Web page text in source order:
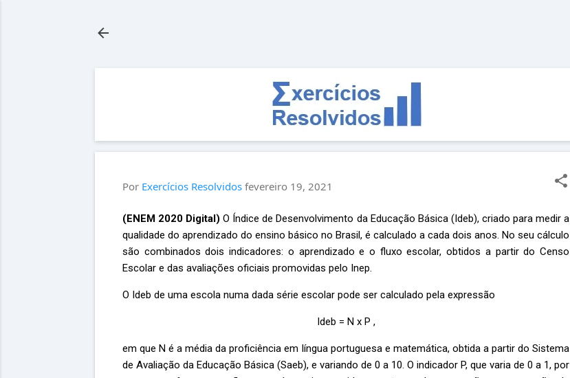
Por Exercícios Resolvidos fevereiro 19, 2021
(ENEM 2020 Digital) O Índice de Desenvolvimento da Educação Básica (Ideb), criado para medir a
qualidade do aprendizado do ensino básico no Brasil, é calculado a cada dois anos. No seu cálculo
são combinados dois indicadores: o aprendizado e o fluxo escolar, obtidos a partir do Censo
Escolar e das avaliações oficiais promovidas pelo Inep.
O Ideb de uma escola numa dada série escolar pode ser calculado pela expressão
Ideb = N x P ,
em que N é a média da proficiência em língua portuguesa e matemática, obtida a partir do Sistema
de Avaliação da Educação Básica (Saeb), e variando de 0 a 10. O indicador P, que varia de 0 a 1, por